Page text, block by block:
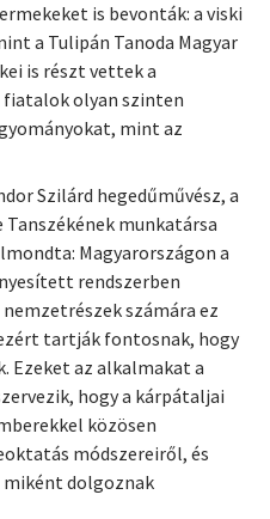
is bevonták: a viski
a Tulipán Tanoda Magyar
is részt vettek a
fiatalok olyan szinten
mint az
Szilárd hegedűművész, a
munkatársa
Magyarországon a
rendszerben
számára ez
tartják fontosnak, hogy
Ezeket az alkalmakat a
hogy a kárpátaljai
közösen
módszereiről, és
miként dolgoznak